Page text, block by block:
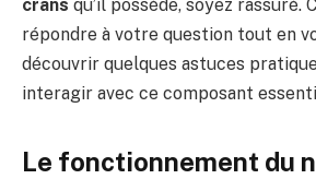
crans qu’il possède, soyez rassuré.
répondre à votre question tout en
découvrir quelques astuces
interagir avec ce composant
Le fonctionnement du